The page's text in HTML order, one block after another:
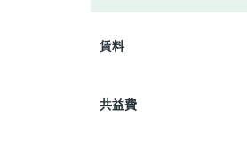
賃料
共益費